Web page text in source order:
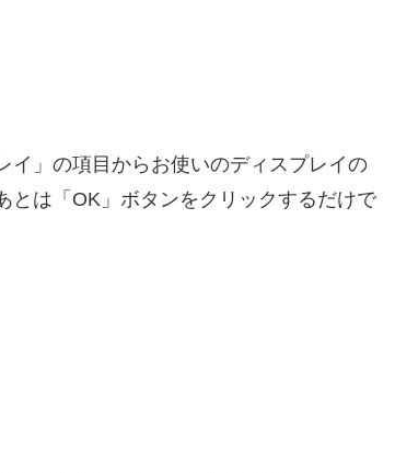
イ」の項目からお使いのディスプレイの
とは「OK」ボタンをクリックするだけで